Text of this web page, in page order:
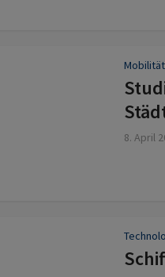
8. April